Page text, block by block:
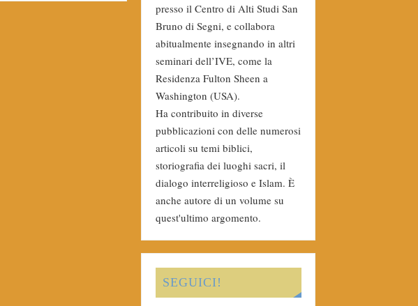
presso il Centro di Alti Studi San
Bruno di Segni, e collabora
abitualmente insegnando in altri
seminari dell’IVE, come la
Residenza Fulton Sheen a
Washington (USA).
Ha contribuito in diverse
pubblicazioni con delle numerosi
articoli su temi biblici,
storiografia dei luoghi sacri, il
dialogo interreligioso e Islam. È
anche autore di un volume su
quest'ultimo argomento.
SEGUICI!